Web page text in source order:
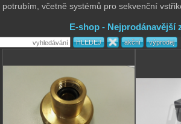
potrubím, včetně systémů pro sekvenční
E-shop - Nejprodánavější